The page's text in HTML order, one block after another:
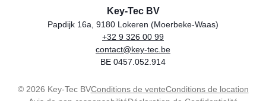
Store name
Key-Tec BV
Address
Papdijk 16a, 9180 Lokeren (Moerbeke-Waas)
Phone
+32 9 326 00 99
Email
contact@key-tec.be
VAT number
BE 0457.052.914
© 2026 Key-Tec BVConditions de venteConditions de location